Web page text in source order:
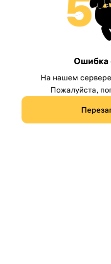
Ошибка
На нашем
Пожалуйста,